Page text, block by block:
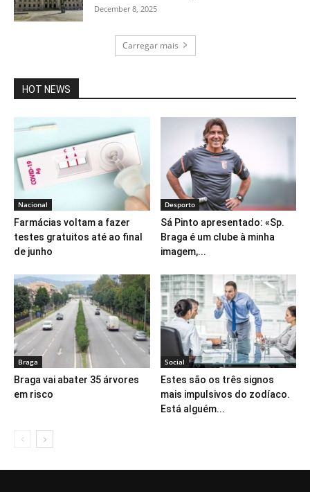
December 8, 2025
Carregar mais
HOT NEWS
Nacional
Farmácias voltam a fazer
testes gratuitos até ao final
de junho
Desporto
Sá Pinto apresentado: «Sp.
Braga é um clube à minha
imagem,...
Braga
Braga vai abater 35 árvores
em risco
Social
Estes são os três signos
mais impulsivos do zodíaco.
Está alguém...